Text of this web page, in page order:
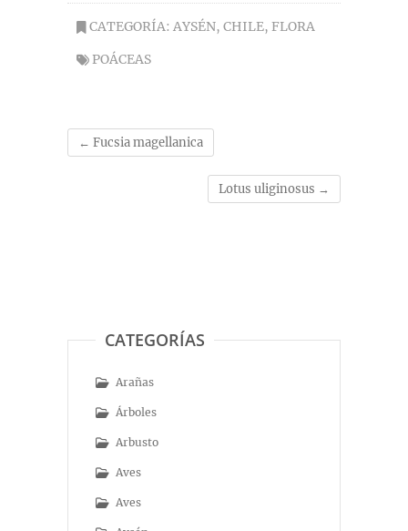
CATEGORÍA: AYSÉN, CHILE, FLORA
POÁCEAS
← Fucsia magellanica
Lotus uliginosus →
CATEGORÍAS
Arañas
Árboles
Arbusto
Aves
Aves